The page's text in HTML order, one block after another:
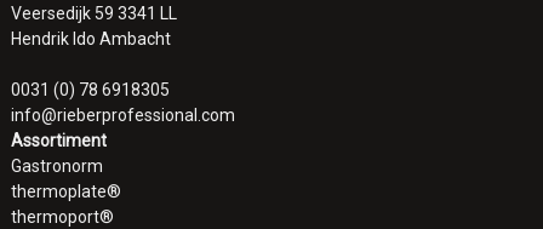
Veersedijk 59 3341 LL
Hendrik Ido Ambacht
0031 (0) 78 6918305
info@rieberprofessional.com
Assortiment
Gastronorm
thermoplate®
thermoport®